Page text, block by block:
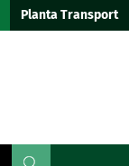
Planta Transport